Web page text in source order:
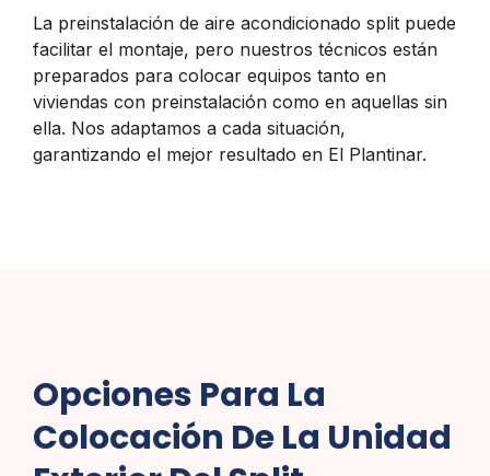
La preinstalación de aire acondicionado split puede
facilitar el montaje, pero nuestros técnicos están
preparados para colocar equipos tanto en
viviendas con preinstalación como en aquellas sin
ella. Nos adaptamos a cada situación,
garantizando el mejor resultado en El Plantinar.
Opciones Para La
Colocación De La Unidad